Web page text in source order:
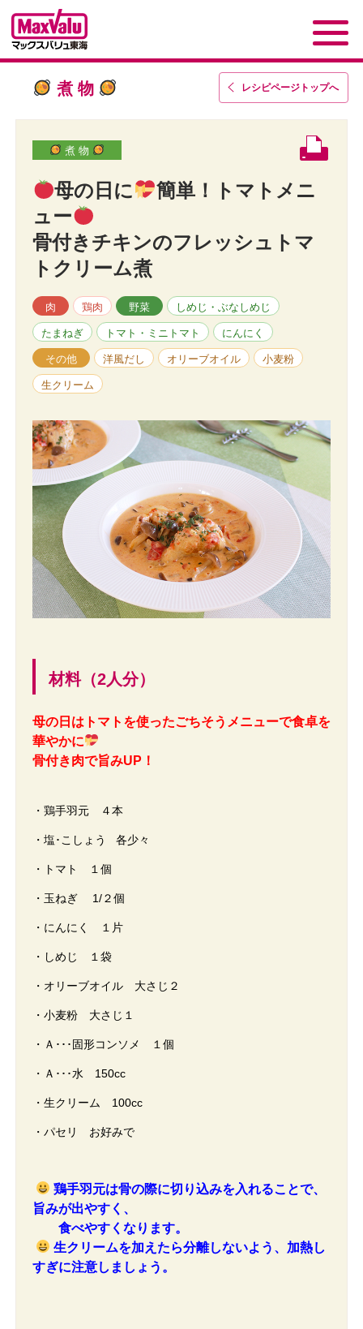
レシピページトップへ
煮 物
煮 物
母の日に
簡単！トマトメニ
ュー
骨付きチキンのフレッシュトマ
トクリーム煮
肉 鶏肉 野菜 しめじ・ぶなしめじ
たまねぎ トマト・ミニトマト にんにく
その他 洋風だし オリーブオイル 小麦粉
生クリーム
材料（2人分）
母の日はトマトを使ったごちそうメニューで食卓を
華やかに
骨付き肉で旨みUP！
・鶏手羽元 ４本
・塩･こしょう 各少々
・トマト １個
・玉ねぎ 1/２個
・にんにく １片
・しめじ １袋
・オリーブオイル 大さじ２
・小麦粉 大さじ１
・Ａ･･･固形コンソメ １個
・Ａ･･･水 150cc
・生クリーム 100cc
・パセリ お好みで
鶏手羽元は骨の際に切り込みを入れることで、
旨みが出やすく、
食べやすくなります。
生クリームを加えたら分離しないよう、加熱し
すぎに注意しましょう。